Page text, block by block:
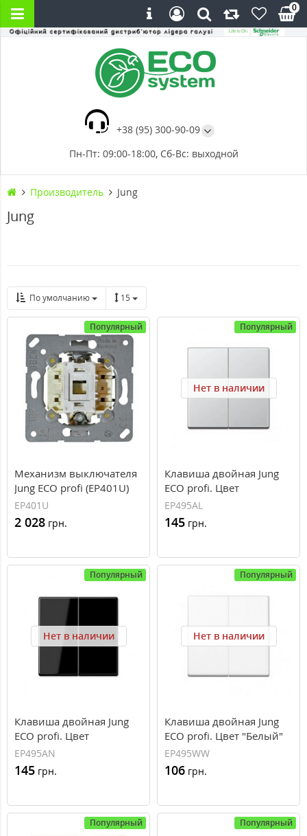
+38 (95) 300-90-09
Пн-Пт: 09:00-18:00, Сб-Вс: выходной
0
Производитель Jung
Jung
По умолчанию 15
Популярный
Механизм выключателя
Jung ECO profi (EP401U)
EP401U
2 028 грн.
Популярный
Нет в наличии
Клавиша двойная Jung
ECO profi. Цвет
"Алюминий" (EP495AL)
EP495AL
145 грн.
Популярный
Нет в наличии
Клавиша двойная Jung
ECO profi. Цвет
"Антрацит" (EP495AN)
EP495AN
145 грн.
Популярный
Нет в наличии
Клавиша двойная Jung
ECO profi. Цвет "Белый"
(EP495WW)
EP495WW
106 грн.
Популярный Популярный